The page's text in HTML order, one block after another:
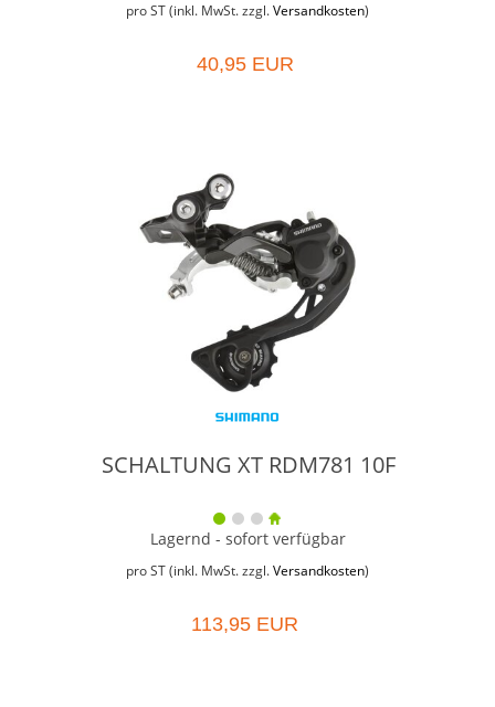
pro ST (inkl. MwSt. zzgl. Versandkosten)
40,95 EUR
SCHALTUNG XT RDM781 10F
Lagernd - sofort verfügbar
pro ST (inkl. MwSt. zzgl. Versandkosten)
113,95 EUR